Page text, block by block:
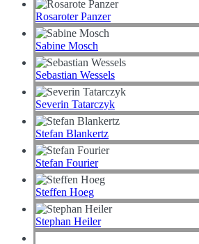
Rosaroter Panzer
Sabine Mosch
Sebastian Wessels
Severin Tatarczyk
Stefan Blankertz
Stefan Fourier
Steffen Hoeg
Stephan Heiler